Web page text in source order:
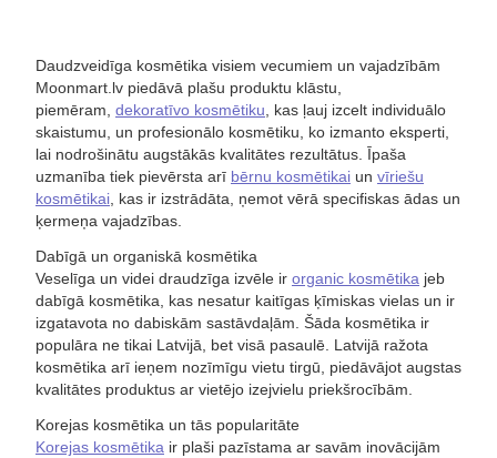
Daudzveidīga kosmētika visiem vecumiem un vajadzībām
Moonmart.lv piedāvā plašu produktu klāstu,
piemēram, dekoratīvo kosmētiku , kas ļauj izcelt individuālo
skaistumu, un profesionālo kosmētiku, ko izmanto eksperti,
lai nodrošinātu augstākās kvalitātes rezultātus. Īpaša
uzmanība tiek pievērsta arī bērnu kosmētikai un vīriešu
kosmētikai , kas ir izstrādāta, ņemot vērā specifiskas ādas un
ķermeņa vajadzības.
Dabīgā un organiskā kosmētika
Veselīga un videi draudzīga izvēle ir organic kosmētika jeb
dabīgā kosmētika, kas nesatur kaitīgas ķīmiskas vielas un ir
izgatavota no dabiskām sastāvdaļām. Šāda kosmētika ir
populāra ne tikai Latvijā, bet visā pasaulē. Latvijā ražota
kosmētika arī ieņem nozīmīgu vietu tirgū, piedāvājot augstas
kvalitātes produktus ar vietējo izejvielu priekšrocībām.
Korejas kosmētika un tās popularitāte
Korejas kosmētika ir plaši pazīstama ar savām inovācijām